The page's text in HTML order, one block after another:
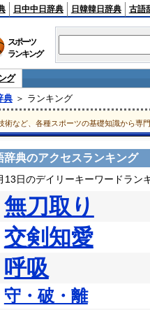
日中中日辞典 日韓韓日辞典 古語
スポーツ
ランキング
グ
典＞ ランキング
術など、各種スポーツの基礎知識から専
辞典のアクセスランキング
13日のデイリーキーワードラン
無刀取り
交剣知愛
呼吸
守・破・離